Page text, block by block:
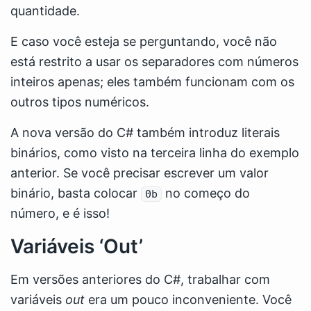
quantidade.
E caso você esteja se perguntando, você não
está restrito a usar os separadores com números
inteiros apenas; eles também funcionam com os
outros tipos numéricos.
A nova versão do C# também introduz literais
binários, como visto na terceira linha do exemplo
anterior. Se você precisar escrever um valor
binário, basta colocar
0b
no começo do
número, e é isso!
Variáveis ‘Out’
Em versões anteriores do C#, trabalhar com
variáveis out era um pouco inconveniente. Você